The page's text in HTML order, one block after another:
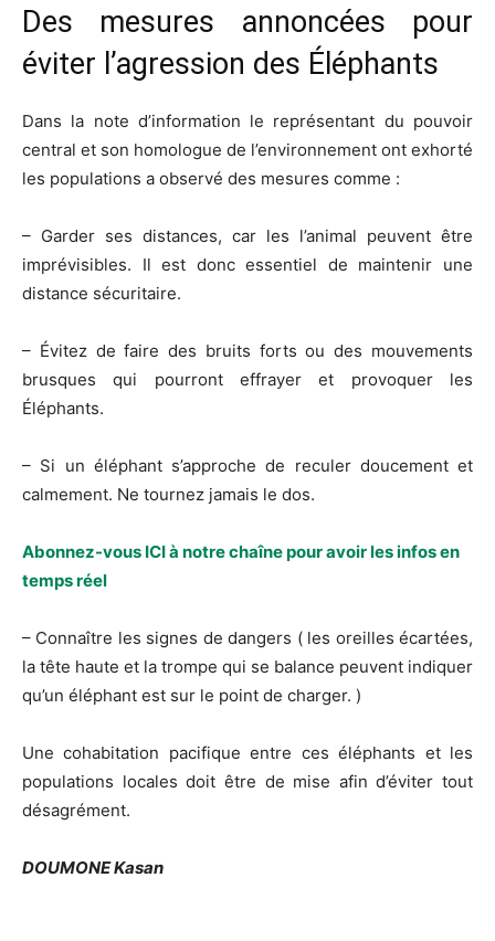
Des mesures annoncées pour
éviter l’agression des Éléphants
Dans la note d’information le représentant du pouvoir
central et son homologue de l’environnement ont exhorté
les populations a observé des mesures comme :
– Garder ses distances, car les l’animal peuvent être
imprévisibles. Il est donc essentiel de maintenir une
distance sécuritaire.
– Évitez de faire des bruits forts ou des mouvements
brusques qui pourront effrayer et provoquer les
Éléphants.
– Si un éléphant s’approche de reculer doucement et
calmement. Ne tournez jamais le dos.
Abonnez-vous ICI à notre chaîne pour avoir les infos en
temps réel
– Connaître les signes de dangers ( les oreilles écartées,
la tête haute et la trompe qui se balance peuvent indiquer
qu’un éléphant est sur le point de charger. )
Une cohabitation pacifique entre ces éléphants et les
populations locales doit être de mise afin d’éviter tout
désagrément.
DOUMONE Kasan